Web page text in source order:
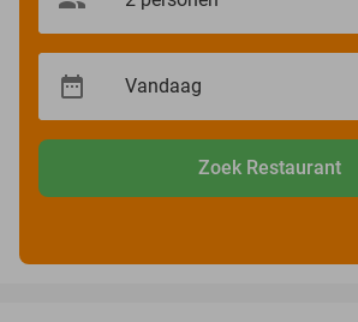
Zoek Restaurant